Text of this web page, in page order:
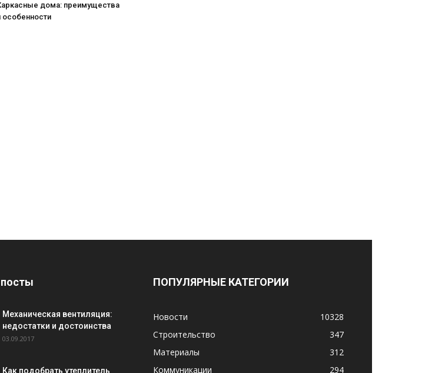
дома: преимущества
особенности
Механическая вентиляция:
недостатки и достоинства
03.09.2017
Как подобрать утеплитель
ПОПУЛЯРНЫЕ КАТЕГОРИИ
Новости
10328
Строительство
347
Материалы
312
Коммуникации
294